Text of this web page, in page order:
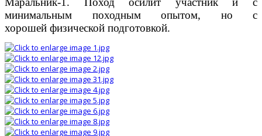
минимальным походным опытом, но с
хорошей физической подготовкой.